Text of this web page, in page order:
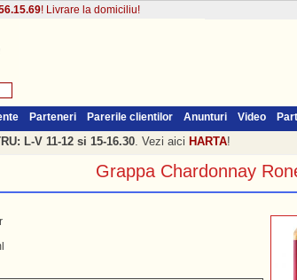
! Livrare la domiciliu!
Parteneri Parerile clientilor Anunturi Video
L-V 11-12 si 15-16.30. Vezi aici HARTA!
Grappa Chardonnay